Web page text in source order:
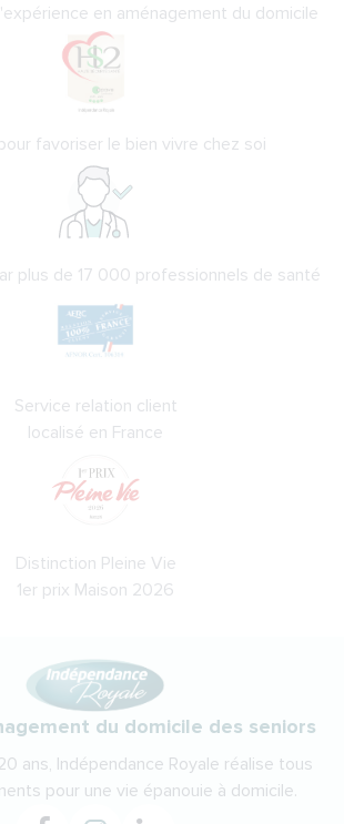
en aménagement du domicile
favoriser le bien vivre chez soi
plus de 17 000 professionnels de santé
Service relation client
localisé en France
Distinction Pleine Vie
1er prix Maison 2026
du domicile des seniors
ans, Indépendance Royale réalise tous
pour une vie épanouie à domicile.